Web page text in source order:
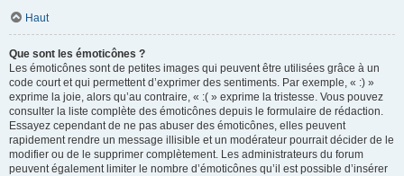
Haut
Que sont les émoticônes ?
Les émoticônes sont de petites images qui peuvent être utilisées grâce à un
code court et qui permettent d’exprimer des sentiments. Par exemple, « :) »
exprime la joie, alors qu’au contraire, « :( » exprime la tristesse. Vous pouvez
consulter la liste complète des émoticônes depuis le formulaire de rédaction.
Essayez cependant de ne pas abuser des émoticônes, elles peuvent
rapidement rendre un message illisible et un modérateur pourrait décider de le
modifier ou de le supprimer complètement. Les administrateurs du forum
peuvent également limiter le nombre d’émoticônes qu’il est possible d’insérer